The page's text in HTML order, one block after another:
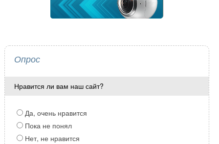
Опрос
Нравится ли вам наш сайт?
Да, очень нравится
Пока не понял
Нет, не нравится